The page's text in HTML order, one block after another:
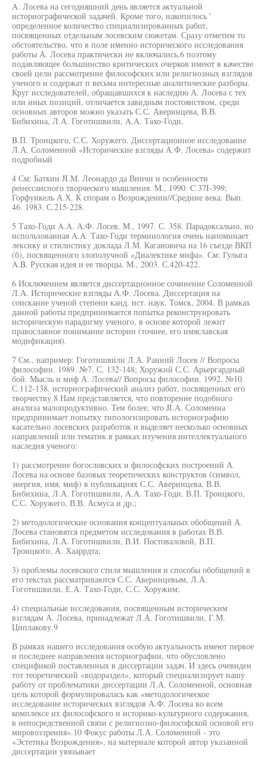
A. Лосева на сегодняшний день является актуальной
историографической задачей. Кроме того, накопилось '
определенное количество специализированных работ,
посвященных отдельным лосевским сюжетам. Сразу отметим то
обстоятельство, что в поле именно исторического исследования
работы А. Лосева практически не включались,6 поэтому
подавляющее большинство критических очерков имеют в качестве
своей цели рассмотрение философских или религиозных взглядов
ученого и содержат п весьма интересные аналитические разборы.
Круг исследователей, обращавшихся к наследию А. Лосева с тех
или иных позиций, отличается завидным постоянством, среди
основных авторов можно указать С.С. Аверинцева, В.В.
Бибихина, Л.А. Гоготишвили, A.A. Тахо-Годи,
B.П. Троицкого, С.С. Хоружего. Диссертационное исследование
Л.А. Соломенной «Исторические взгляды А.Ф. Лосева» содержит
подробный
4 См: Баткин JI.M. Леонардо да Винчи и особенности
ренессансного творческого мышления. M., 1990. C.37I-399;
Горфункель А.Х. К спорам о Возрождении//Средние века. Вып.
46. 1983. С.215-228.
5 Тахо-Годи A.A. А.Ф. Лосев. М., 1997. С. 358. Парадоксально, но
использованная A.A. Тахо-Годи терминология очень напоминает
лексику и стилистику доклада Л.М. Кагановича на 16 съезде ВКП
(б), посвященного злополучной «Диалектике мифа». См: Гулыга
A.B. Русская идея и ее творцы. М., 2003. С.420-422.
6 Исключением является диссертационное сочинение Соломенной
Л.А. Исторические взгляды А.Ф. Лосева. Диссертация на
соискание ученой степени канд. ист. наук. Томск, 2004. В рамках
данной работы предпринимается попытка реконструировать
историческую парадигму ученого, в основе которой лежит
православное понимание истории (точнее, его имяславская
модификация).
7 См., например: Гоготишвили Л.А. Ранний Лосев // Вопросы
философии. 1989. №7. С. 132-148; Хоружий С.С. Арьергардный
бой. Мысль и миф А. Лосева// Вопросы философии. 1992. №10.
С.112-138. историографический анализ работ, посвященных его
творчеству.8 Нам представляется, что повторение подобного
анализа малопродуктивно. Тем более, что JI.A. Соломенна
предпринимает попытку типологизировать историографию
касательно лосевских разработок и выделяет несколько основных
направлений или тематик в рамках изучения интеллектуального
наследия ученого:
1) рассмотрение богословских и философских построений А.
Лосева на основе базовых теоретических конструктов (символ,
энергия, имя, миф) в публикациях С.С. Аверинцева, В.В.
Бибихина, Л.А. Гоготишвили, A.A. Тахо-Годи, В.П. Троицкого,
С.С. Хоружего, В.В. Асмуса и др.;
2) методологические основания концептуальных обобщений А.
Лосева становятся предметом исследования в работах В.В.
Бибихина, Л.А. Гоготишвили, В.И. Постоваловой, В.П.
Троицкого, А. Хааррдта;
3) проблемы лосевского стиля мышления и способы обобщений в
его текстах рассматриваются С.С. Аверинцевым, Л.А.
Гоготишвили, Е.А. Тахо-Годи, С.С. Хоружим;
4) специальные исследования, посвященным историческим
взглядам А. Лосева, принадлежат Л.А. Гоготишвили, Г.М.
Циплакову.9
В рамках нашего исследования особую актуальность имеют первое
и последнее направления историографии, что обусловлено
спецификой поставленных в диссертации задач. И здесь очевиден
тот теоретический «водораздел», который специализирует нашу
работу от проблематики диссертации Л.А. Соломенной, основная
цель которой формулировалась как «методологическое
исследование исторических взглядов А.Ф. Лосева во всем
комплексе их философского и историко-культурного содержания,
в непосредственной связи с религиозно-философской основой его
мировоззрения».10 Фокус работы Л.А. Соломеиной - это
«Эстетика Возрождения», на материале которой автор указанной
диссертации увязывает